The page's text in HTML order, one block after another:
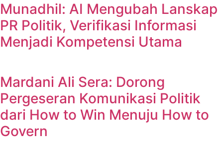
Munadhil: AI Mengubah Lanskap
PR Politik, Verifikasi Informasi
Menjadi Kompetensi Utama
Mardani Ali Sera: Dorong
Pergeseran Komunikasi Politik
dari How to Win Menuju How to
Govern